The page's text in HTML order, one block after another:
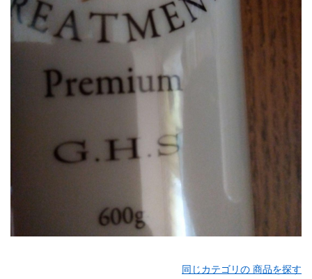
同じカテゴリの 商品を探す